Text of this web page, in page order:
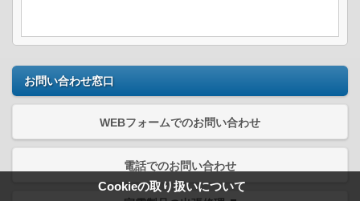
Cookieの取り扱いについて
お問い合わせ窓口
WEBフォームでのお問い合わせ
電話でのお問い合わせ